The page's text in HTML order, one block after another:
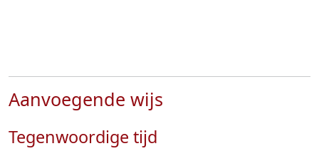
Aanvoegende wijs
Tegenwoordige tijd